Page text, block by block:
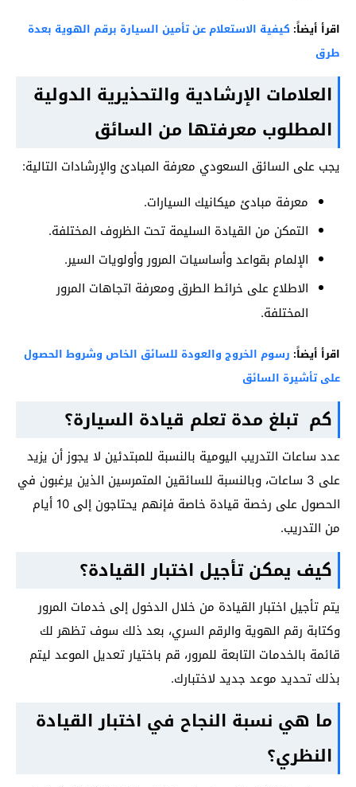
اقرأ أيضاً: كيفية الاستعلام عن تأمين السيارة برقم الهوية بعدة
طرق
العلامات الإرشادية والتحذيرية الدولية
المطلوب معرفتها من السائق
يجب على السائق السعودي معرفة المبادئ والإرشادات التالية:
معرفة مبادئ ميكانيك السيارات.
التمكن من القيادة السليمة تحت الظروف المختلفة.
الإلمام بقواعد وأساسيات المرور وأولويات السير.
الاطلاع على خرائط الطرق ومعرفة اتجاهات المرور
المختلفة.
اقرأ أيضاً: رسوم الخروج والعودة للسائق الخاص وشروط الحصول
على تأشيرة السائق
كم تبلغ مدة تعلم قيادة السيارة؟
عدد ساعات التدريب اليومية بالنسبة للمبتدئين لا يجوز أن يزيد
على 3 ساعات، وبالنسبة للسائقين المتمرسين الذين يرغبون في
الحصول على رخصة قيادة خاصة فإنهم يحتاجون إلى 10 أيام
من التدريب.
كيف يمكن تأجيل اختبار القيادة؟
يتم تأجيل اختبار القيادة من خلال الدخول إلى خدمات المرور
وكتابة رقم الهوية والرقم السري، بعد ذلك سوف تظهر لك
قائمة بالخدمات التابعة للمرور، قم باختيار تعديل الموعد ليتم
بذلك تحديد موعد جديد لاختبارك.
ما هي نسبة النجاح في اختبار القيادة
النظري؟